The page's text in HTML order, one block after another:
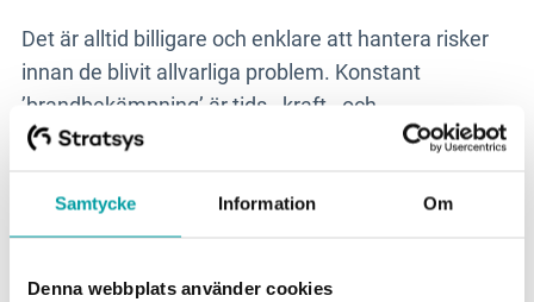
Samtycke Information Om
Denna webbplats använder cookies
Det är alltid billigare och enklare att hantera risker
innan de blivit allvarliga problem. Konstant
’brandbekämpning’ är tids-, kraft-, och
resurskrävande även som bäst – för att inte nämna
släcka interna och externa bränder. Men problem
och incidenthantering är viktiga indikatorer som